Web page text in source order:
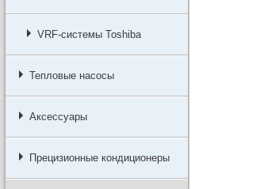
VRF-системы Toshiba
Тепловые насосы
Аксессуары
Прецизионные кондиционеры